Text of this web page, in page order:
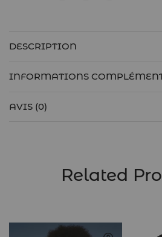
DESCRIPTION
INFORMATIONS
AVIS (0)
Related